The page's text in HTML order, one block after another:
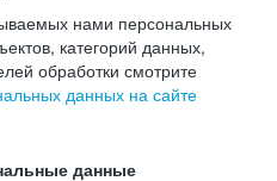
нами персональных
категорий данных,
обработки смотрите
данных на сайте
данные